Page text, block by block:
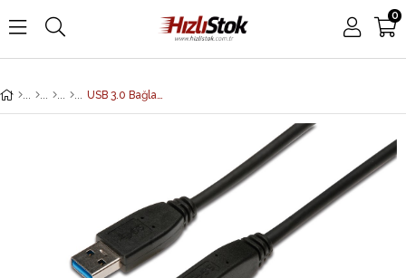
0
USB 3.0 Bağlantı Kablosu, USB A erkek - USB B erkek, 1.80 metre, CU, AWG 28, 2x zırhlı, UL, siyah renk